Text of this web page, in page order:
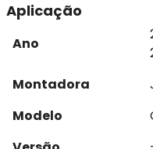
Aplicação
Ano
Montadora
Modelo